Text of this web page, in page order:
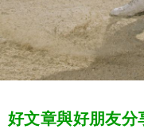
好文章與好朋友